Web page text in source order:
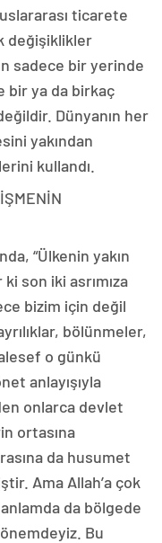
ticarete
değişiklikler
sadece bir yerinde
bir ya da birkaç
Dünyanın her
yakından
kullandı.
“Ülkenin yakın
son iki asrımıza
bizim için değil
bölünmeler,
o günkü
anlayışıyla
onlarca devlet
ortasına
da husumet
Ama Allah’a çok
da bölgede
Bu